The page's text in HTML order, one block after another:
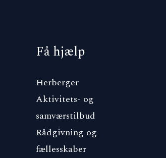
Få hjælp
Herberger
Aktivitets- og
samværstilbud
Rådgivning og
fællesskaber